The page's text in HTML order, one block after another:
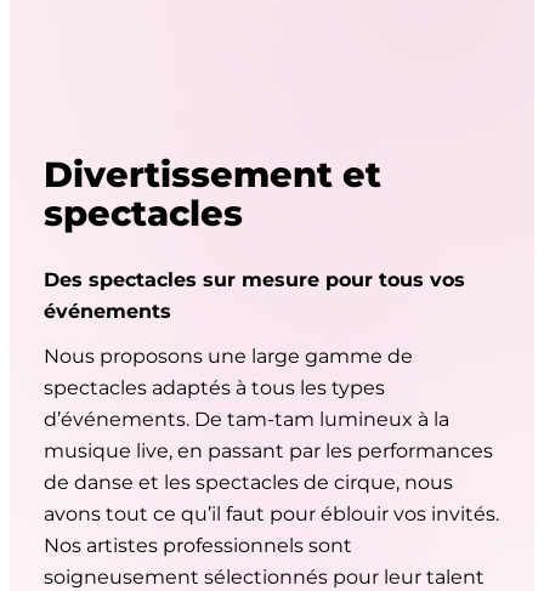
Divertissement et
spectacles
Des spectacles sur mesure pour tous vos
événements
Nous proposons une large gamme de
spectacles adaptés à tous les types
d’événements. De tam-tam lumineux à la
musique live, en passant par les performances
de danse et les spectacles de cirque, nous
avons tout ce qu’il faut pour éblouir vos invités.
Nos artistes professionnels sont
soigneusement sélectionnés pour leur talent